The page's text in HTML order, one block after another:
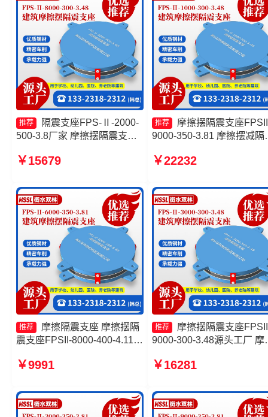
推荐
隔震支座FPS-Ⅱ-2000-
500-3.8厂家 摩擦摆隔震支座
擦摆隔震支座FPSII-4000-
FPSII-1000-350-3.81生产厂
家
￥15679
推荐
摩擦摆隔震支座
9000-350-3.81 摩擦摆减隔
FPS-Ⅱ-8000-200源头工厂
￥22232
推荐
摩擦隔震支座 摩擦摆隔
震支座FPSII-8000-400-4.11
FPSII-7000-300-3.48 FPS建
￥9991
推荐
摩擦摆隔震支座
9000-300-3.48源头工厂 摩
3.48厂家 摩擦摆隔震支座
￥16281